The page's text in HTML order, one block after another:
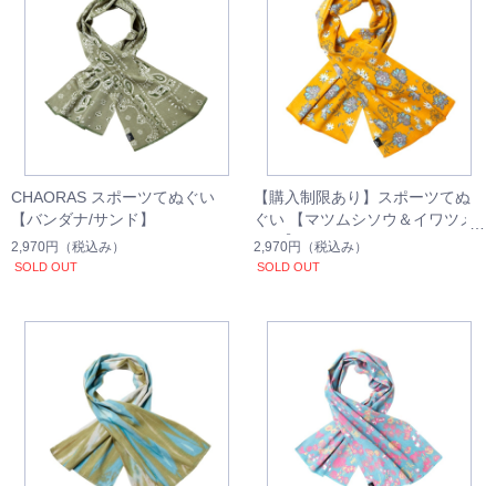
CHAORAS スポーツてぬぐい
【バンダナ/サンド】
2,970円 （税込み）
SOLD OUT
【購入制限あり】スポーツてぬ
ぐい 【マツムシソウ＆イワツメ
クサ】
2,970円 （税込み）
SOLD OUT